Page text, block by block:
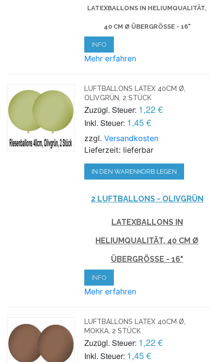
LATEXBALLONS IN HELIUMQUALITÄT,
40 CM Ø ÜBERGRÖSSE - 16"
INFO
Mehr erfahren
LUFTBALLONS LATEX 40CM Ø,
OLIVGRÜN, 2 STÜCK
Zuzügl. Steuer: 1,22 €
Inkl. Steuer: 1,45 €
zzgl.Versandkosten
Lieferzeit: lieferbar
IN DEN WARENKORB LEGEN
2 LUFTBALLONS - OLIVGRÜN
LATEXBALLONS IN
HELIUMQUALITÄT, 40 CM Ø
ÜBERGRÖSSE - 16"
INFO
Mehr erfahren
LUFTBALLONS LATEX 40CM Ø,
MOKKA, 2 STÜCK
Zuzügl. Steuer: 1,22 €
Inkl. Steuer: 1,45 €